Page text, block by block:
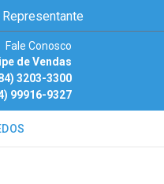
Fale Conosco
de Vendas
3203-3300
99916-9327